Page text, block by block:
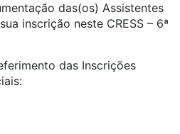
das(os) Assistentes
inscrição neste CRESS – 6ª
das Inscrições